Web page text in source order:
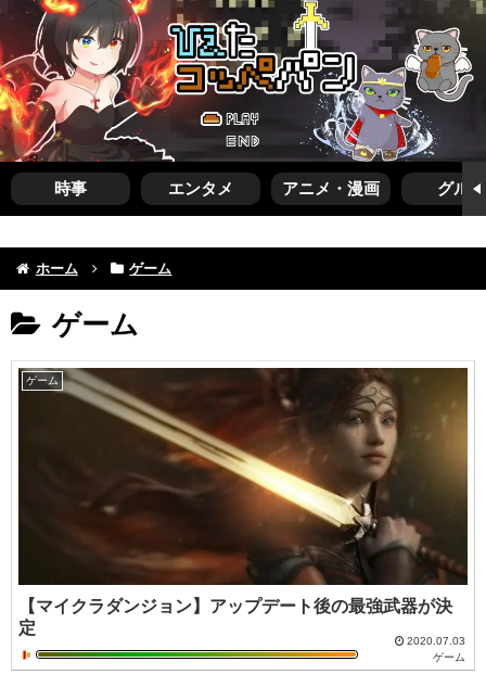
時事 エンタメ アニメ・漫画 グルメ
ホーム ゲーム
ゲーム
ゲーム
【マイクラダンジョン】アップデート後の最強武器が決
定
2020.07.03
ゲーム